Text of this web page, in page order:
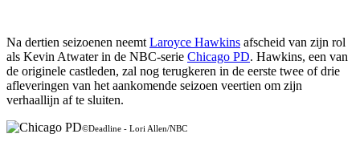
Na dertien seizoenen neemt Laroyce Hawkins afscheid van zijn rol
als Kevin Atwater in de NBC-serie Chicago PD. Hawkins, een van
de originele castleden, zal nog terugkeren in de eerste twee of drie
afleveringen van het aankomende seizoen veertien om zijn
verhaallijn af te sluiten.
©Deadline - Lori Allen/NBC